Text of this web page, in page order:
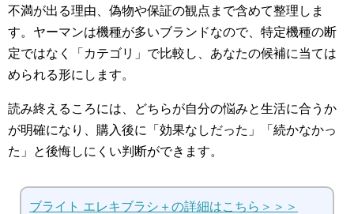
不満が出る理由、偽物や保証の観点まで含めて整理しま
す。ヤーマンは機種が多いブランドなので、特定機種の断
定ではなく「カテゴリ」で比較し、あなたの候補に当ては
められる形にします。
読み終えるころには、どちらが自分の悩みと生活に合うか
が明確になり、購入後に「効果なしだった」「続かなかっ
た」と後悔しにくい判断ができます。
ブライト エレキブラシ＋の詳細はこちら＞＞＞